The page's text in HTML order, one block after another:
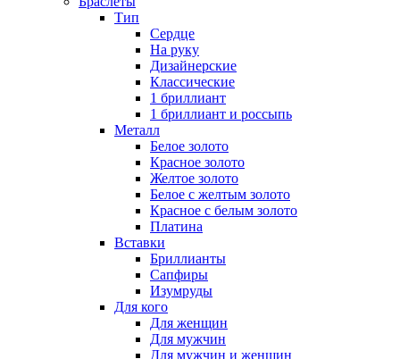
Тип
Сердце
На руку
Дизайнерские
Классические
1 бриллиант
1 бриллиант и россыпь
Металл
Белое золото
Красное золото
Желтое золото
Белое с желтым золото
Красное с белым золото
Платина
Вставки
Бриллианты
Сапфиры
Изумруды
Для кого
Для женщин
Для мужчин
Для мужчин и женщин